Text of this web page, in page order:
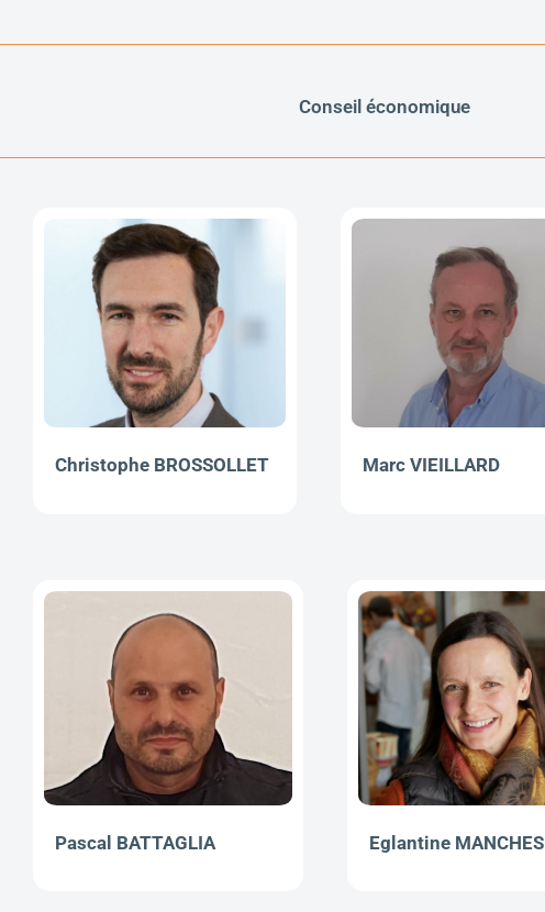
Conseil économique
Christophe BROSSOLLET Marc VIEILLARD
Pascal BATTAGLIA Eglantine MANCHES